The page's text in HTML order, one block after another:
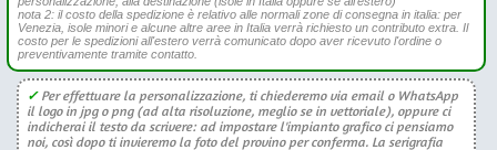
nota 2: il costo della spedizione è relativo alle normali zone di consegna in italia: per
Venezia, isole minori e alcune altre aree in Italia verrà richiesto un contributo extra. Il
costo per le spedizioni all'estero verrà comunicato dopo aver ricevuto l'ordine o
preventivamente tramite contatto.
✓Per effettuare la personalizzazione, ti chiederemo via email o WhatsApp
il logo in jpg o png (ad alta risoluzione, meglio se in vettoriale), oppure ci
indicherai il testo da scrivere: ad impostare l'impianto grafico ci pensiamo
noi, così dopo ti invieremo la foto del provino per conferma. La serigrafia